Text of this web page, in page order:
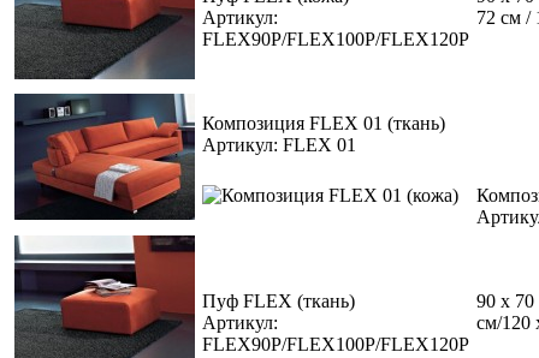
Артикул:
FLEX90P/FLEX100P/FLEX120P
72 см /
Композиция FLEX 01 (ткань)
Артикул: FLEX 01
Пуф FLEX (ткань)
Артикул:
FLEX90P/FLEX100P/FLEX120P
90 x 70
см/120